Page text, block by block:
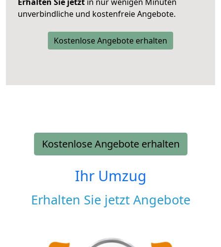
unverbindliche und kostenfreie Angebote.
Kostenlose Angebote erhalten
Kostenlose Angebote erhalten
Ihr Umzug
Erhalten Sie jetzt Angebote